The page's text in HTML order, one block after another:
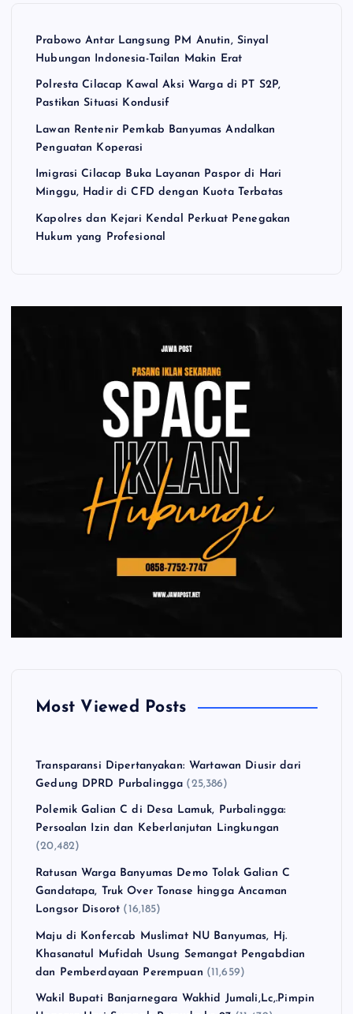
Prabowo Antar Langsung PM Anutin, Sinyal
Hubungan Indonesia-Tailan Makin Erat
Polresta Cilacap Kawal Aksi Warga di PT S2P,
Pastikan Situasi Kondusif
Lawan Rentenir Pemkab Banyumas Andalkan
Penguatan Koperasi
Imigrasi Cilacap Buka Layanan Paspor di Hari
Minggu, Hadir di CFD dengan Kuota Terbatas
Kapolres dan Kejari Kendal Perkuat Penegakan
Hukum yang Profesional
Most Viewed Posts
Transparansi Dipertanyakan: Wartawan Diusir dari
Gedung DPRD Purbalingga (25,386)
Polemik Galian C di Desa Lamuk, Purbalingga:
Persoalan Izin dan Keberlanjutan Lingkungan
(20,482)
Ratusan Warga Banyumas Demo Tolak Galian C
Gandatapa, Truk Over Tonase hingga Ancaman
Longsor Disorot (16,185)
Maju di Konfercab Muslimat NU Banyumas, Hj.
Khasanatul Mufidah Usung Semangat Pengabdian
dan Pemberdayaan Perempuan (11,659)
Wakil Bupati Banjarnegara Wakhid Jumali,Lc,.Pimpin